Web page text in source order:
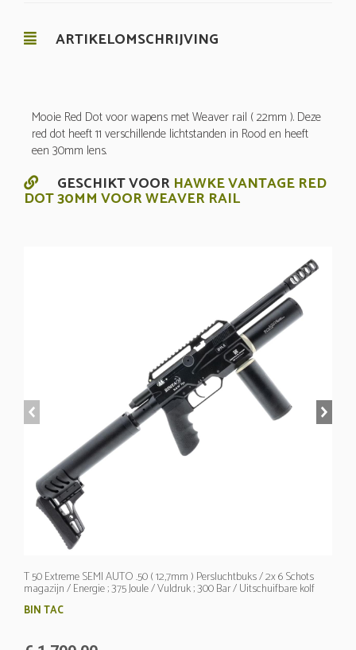
ARTIKELOMSCHRIJVING
Mooie Red Dot voor wapens met Weaver rail ( 22mm ). Deze
red dot heeft 11 verschillende lichtstanden in Rood en heeft
een 30mm lens.
GESCHIKT VOOR HAWKE VANTAGE RED
DOT 30MM VOOR WEAVER RAIL
T 50 Extreme SEMI AUTO .50 ( 12,7mm ) Persluchtbuks / 2x 6 Schots
magazijn / Energie ; 375 Joule / Vuldruk ; 300 Bar / Uitschuifbare kolf
BIN TAC